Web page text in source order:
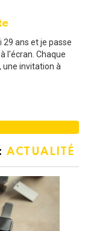
29 ans et je passe
l'écran. Chaque
une invitation à
ACTUALITÉ